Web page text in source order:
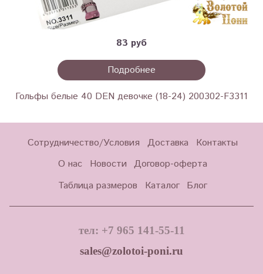
83 руб
Подробнее
Гольфы белые 40 DEN девочке (18-24) 200302-F3311
Сотрудничество/Условия Доставка
Контакты
О нас
Новости Договор-оферта
Таблица размеров
Каталог Блог
тел: +7 965 141-55-11
sales@zolotoi-poni.ru